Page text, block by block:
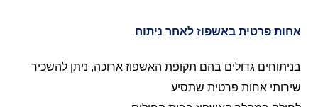
אחות פרטית באשפוז לאחר ניתוח
בניתוחים גדולים בהם תקופת האשפוז ארוכה, ניתן להשכיר
שירותי אחות פרטית שתסיע